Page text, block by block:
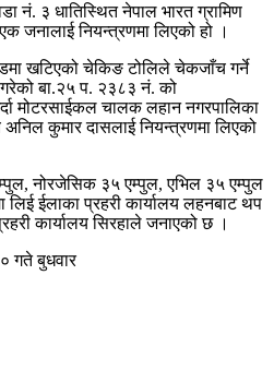
नं. ३ धातिस्थित नेपाल भारत ग्रामिण
नियन्त्रणमा लिएको हो ।
खटिएको चेकिङ टोलिले चेकजाँच गर्ने
बा.२५ प. २३८३ नं. को
मोटरसाईकल चालक लहान नगरपालिका
अनिल कुमार दासलाई नियन्त्रणमा लिएको
नोरजेसिक ३५ एम्पुल, एभिल ३५ एम्पुल
ईलाका प्रहरी कार्यालय लहनबाट थप
कार्यालय सिरहाले जनाएको छ ।
गते बुधवार